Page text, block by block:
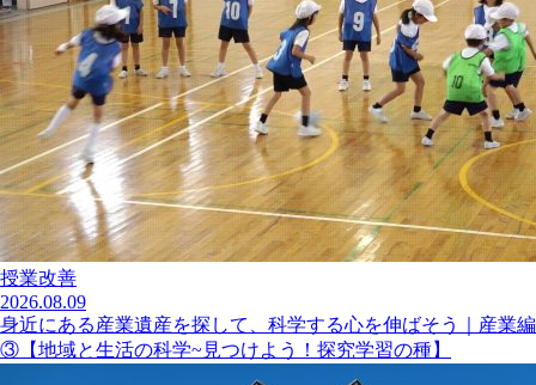
授業改善
2026.08.09
身近にある産業遺産を探して、科学する心を伸ばそう｜産業編
③【地域と生活の科学~見つけよう！探究学習の種】